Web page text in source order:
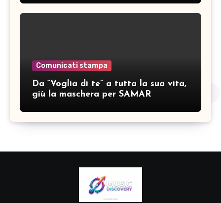
Comunicati stampa
Da “Voglia di te” a tutta la sua vita,
giù la maschera per SAMAR